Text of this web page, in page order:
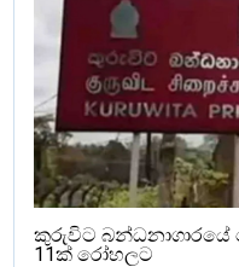
කුරුවිට බන්ධනාගාරයේ
11ක් රෝහලට